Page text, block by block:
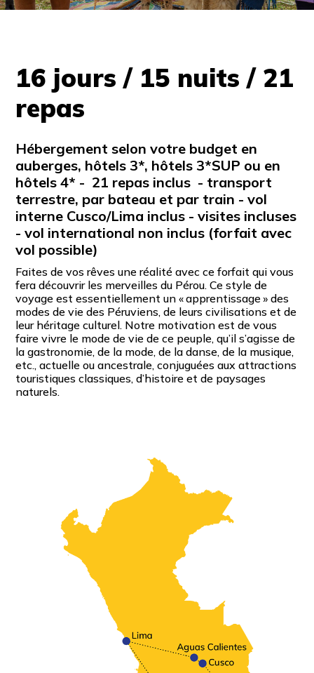
16 jours / 15 nuits / 21
repas
Hébergement selon votre budget en
auberges, hôtels 3*, hôtels 3*SUP ou en
hôtels 4* - 21 repas inclus - transport
terrestre, par bateau et par train - vol
interne Cusco/Lima inclus - visites incluses
- vol international non inclus (forfait avec
vol possible)
Faites de vos rêves une réalité avec ce forfait qui vous
fera découvrir les merveilles du Pérou. Ce style de
voyage est essentiellement un « apprentissage » des
modes de vie des Péruviens, de leurs civilisations et de
leur héritage culturel. Notre motivation est de vous
faire vivre le mode de vie de ce peuple, qu’il s’agisse de
la gastronomie, de la mode, de la danse, de la musique,
etc., actuelle ou ancestrale, conjuguées aux attractions
touristiques classiques, d’histoire et de paysages
naturels.